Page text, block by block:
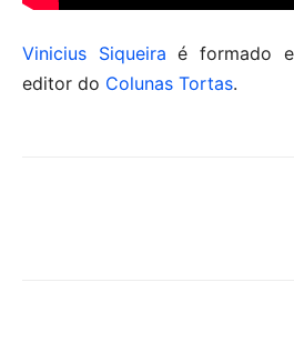
Vinicius Siqueira é formado
editor do Colunas Tortas.